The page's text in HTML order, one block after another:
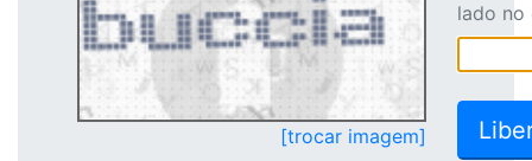
[trocar imagem]
lado no